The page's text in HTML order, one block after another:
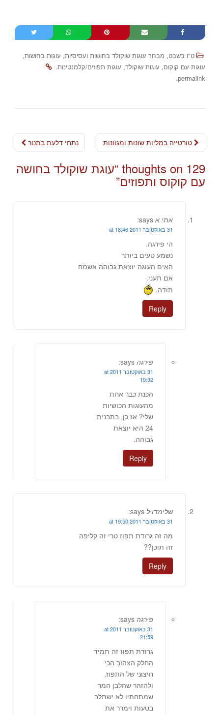
ט"ו בשבט, מבחר עוגות שוקולד בחושות ועסיסיות, עוגות בחושות,
עוגות עם קוקוס, עוגות שוקולד, עוגות תפוזים/קלמנטינות.
permalink
.
Post
נתחי דלעת בתנור
129 thoughts on “ עוגת שוקולד בחושה
עם קוקוס ותפוזים”
אתי א says:
31 באוקטובר 2011 at 18:46
הי פירגה.
נשמע טעים ביותר
האים העוגה יוצאת גבוהה אשמח
אם תעני.
תודה.
Reply
פירגה says:
31 באוקטובר 2011 at
19:32
הכנת כבר אחת
מהעוגות הכושיות
שלי? אז כן, בתבנית
24 היא יוצאת
גבוהה.
Reply
שלימדויל says:
31 באוקטובר 2011 at 19:50
מה זה גרודת תפוז טרי זה קליפה
זה תוכן??
Reply
פירגה says:
31 באוקטובר 2011 at
21:59
גרודת תפוז זה תמיד
החלק הצהוב הכי
חיצוני של התפוז,
ולהזהר שהלבן המר
שמתחתיו לא ישתלב
בטעות וימרר את